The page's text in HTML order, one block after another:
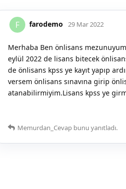
F farodemo 29 Mar 2022
Merhaba Ben önlisans
eylül 2022 de lisans bitecek
de önlisans kpss ye kayıt yapıp
versem önlisans sınavına girip
atanabilirmiyim.Lisans kpss ye
Memurdan_Cevap bunu yanıtladı.